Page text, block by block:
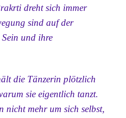
dreht sich immer
sind auf der
und ihre
die Tänzerin plötzlich
sie eigentlich tanzt.
nicht mehr um sich selbst,